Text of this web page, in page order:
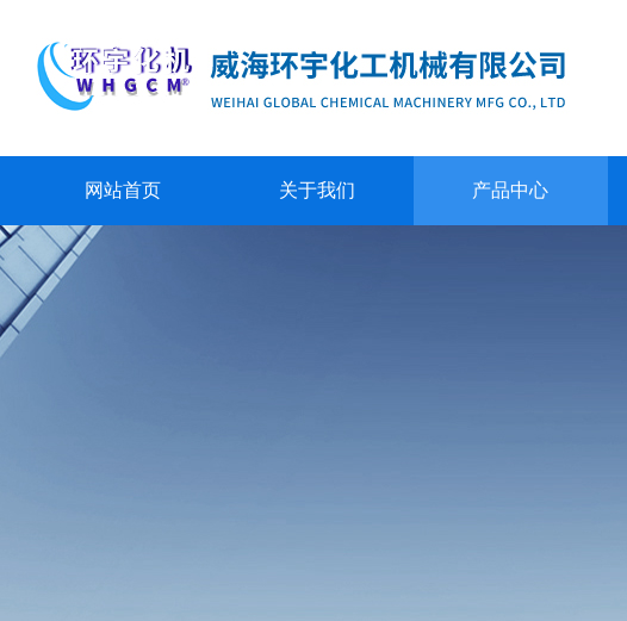
网站首页 关于我们 产品中心